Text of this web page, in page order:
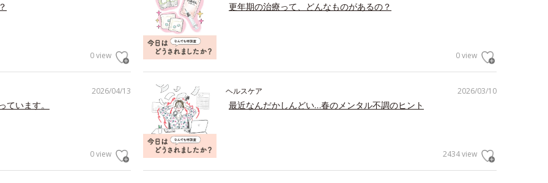
0 view
更年期の治療って、どんなものがあるの？
0 view
2026/04/13
います。
0 view
2026/03/10
ヘルスケア
最近なんだかしんどい…春のメンタル不調のヒント
2434 view